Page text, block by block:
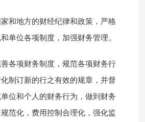
和地方的财经纪律和政策，严格
单位各项制度，加强财务管理。
各项财务制度，规范各项财务行
制订新的行之有效的规章，并督
位和个人的财务行为，做到财务
范化，费用控制合理化，强化监